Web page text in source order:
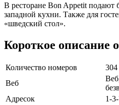
В ресторане Bon Appetit подают
западной кухни. Также для
«шведский стол».
Короткое описание
Количество номеров
304
Веб
Адресок
1-